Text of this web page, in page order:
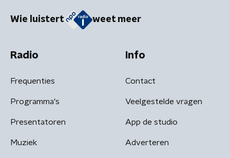
Wie luistert weet meer
Radio
Frequenties
Programma's
Presentatoren
Muziek
Info
Contact
Veelgestelde vragen
App de studio
Adverteren